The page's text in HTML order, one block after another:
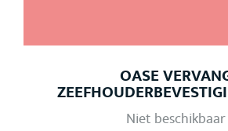
OASE
Niet beschikbaar